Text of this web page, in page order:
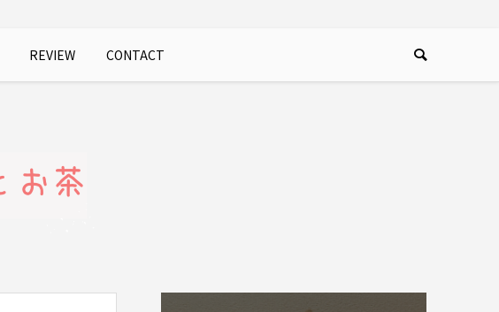
REVIEW CONTACT